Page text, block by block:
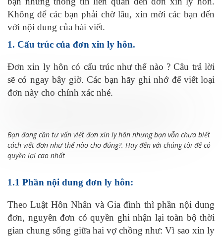
Không để các bạn phải chờ lâu, xin mời các bạn đến
với nội dung của bài viết.
1. Cấu trúc của đơn xin ly hôn.
Đơn xin ly hôn có cấu trúc như thế nào ? Câu trả lời
sẽ có ngay bây giờ. Các bạn hãy ghi nhớ để viết loại
đơn này cho chính xác nhé.
Bạn đang cần tư vấn viết đơn xin ly hôn nhưng bạn vẫn chưa biết
cách viết đơn như thế nào cho đúng?. Hãy đến với chúng tôi để có
quyền lợi cao nhất
1.1 Phần nội dung đơn ly hôn:
Theo Luật Hôn Nhân và Gia đình thì phần nội dung
đơn, nguyên đơn có quyền ghi nhận lại toàn bộ thời
gian chung sống giữa hai vợ chồng như: Vì sao xin ly